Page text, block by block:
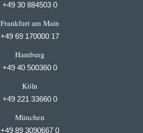
+49 30 884503 0
Frankfurt am Main
+49 69 170000 17
Hamburg
+49 40 500360 0
Köln
+49 221 33660 0
München
+49 89 3090667 0